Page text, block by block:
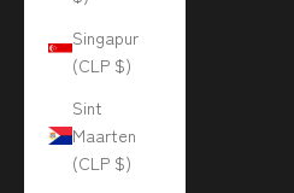
Singapur
(CLP $)
Sint
Maarten
(CLP $)